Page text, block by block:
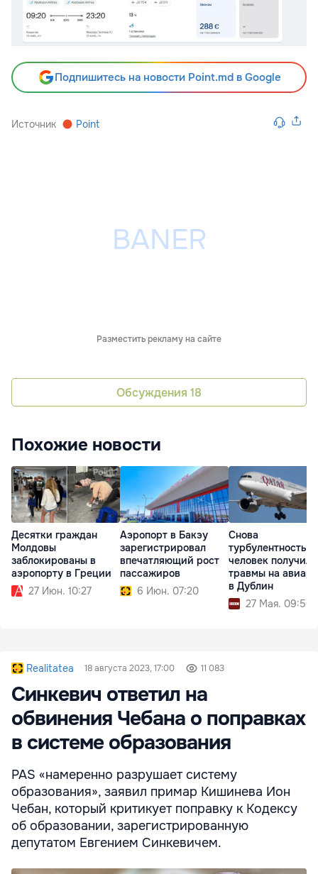
Подпишитесь на новости Point.md в Google
Источник Point
Разместить рекламу на сайте
Обсуждения 18
Похожие новости
Десятки граждан
Молдовы
заблокированы в
аэропорту в Греции
27 Июн. 10:27
Аэропорт в Бакэу
зарегистрировал
впечатляющий рост
пассажиров
6 Июн. 07:20
Снова
турбулентность:
человек получили
травмы на
в Дублин
27 Мая. 09:50
Realitatea 18 августа 2023, 17:00 11 083
Синкевич ответил на
обвинения Чебана о поправках
в системе образования
PAS «намеренно разрушает систему
образования», заявил примар Кишинева Ион
Чебан, который критикует поправку к Кодексу
об образовании, зарегистрированную
депутатом Евгением Синкевичем.